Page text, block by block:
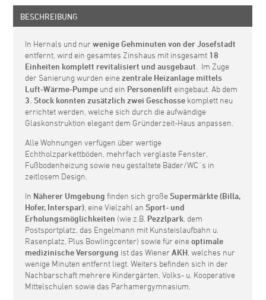
BESCHREIBUNG
In Hernals und nur wenige Gehminuten von der Josefstadt
entfernt, wird ein gesamtes Zinshaus mit insgesamt 18
Einheiten komplett revitalisiert und ausgebaut . Im Zuge
der Sanierung wurden einezentrale Heizanlage mittels
Luft-Wärme-Pumpe und ein Personenlift eingebaut. Ab dem
3. Stock konnten zusätzlich zwei Geschosse komplett neu
errichtet werden, welche sich durch die aufwändige
Glaskonstruktion elegant dem Gründerzeit-Haus anpassen.
Alle Wohnungen verfügen über wertige
Echtholzparkettböden, mehrfach verglaste Fenster,
Fußbodenheizung sowie neu gestaltete Bäder/WC´s in
zeitlosem Design.
In Näherer Umgebung finden sich große Supermärkte (Billa,
Hofer, Interspar) , eine Vielzahl an Sport- und
Erholungsmöglichkeiten (wie z.B. Pezzlpark , dem
Postsportplatz, das Engelmann mit Kunsteislaufbahn u.
Rasenplatz, Plus Bowlingcenter) sowie für eineoptimale
medizinische Versorgung ist das Wiener AKH , welches nur
wenige Minuten entfernt liegt. Weiters befinden sich in der
Nachbarschaft mehrere Kindergärten, Volks- u. Kooperative
Mittelschulen sowie das Parhamergymnasium.